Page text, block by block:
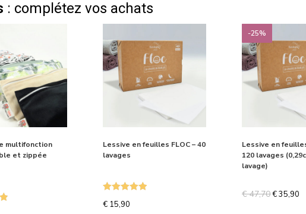
: complétez vos achats
multifonction
et zippée
Lessive en feuilles FLOC – 40
lavages
€ 15,90
-25%
Lessive en
120 lavages
lavage)
€47,70€35,90